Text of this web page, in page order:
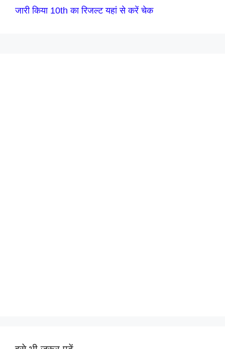
जारी किया 10th का रिजल्ट यहां से करें चेक